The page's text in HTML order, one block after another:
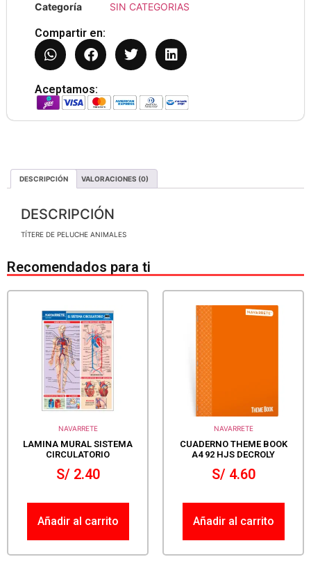
Categoría
SIN CATEGORIAS
Compartir en:
Aceptamos:
DESCRIPCIÓN VALORACIONES (0)
DESCRIPCIÓN
TÍTERE DE PELUCHE ANIMALES
Recomendados para ti
NAVARRETE
LAMINA MURAL SISTEMA
CIRCULATORIO
S/2.40
Añadir al carrito
NAVARRETE
CUADERNO THEME BOOK
A4 92 HJS DECROLY
S/4.60
Añadir al carrito